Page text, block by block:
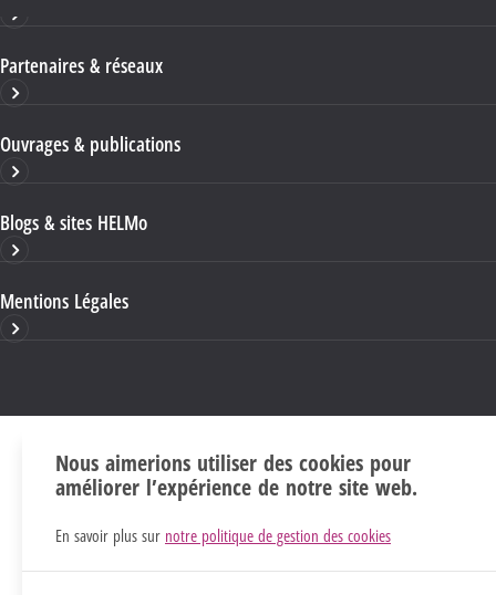
Partenaires & réseaux
Ouvrages & publications
Blogs & sites HELMo
Mentions Légales
Nous aimerions utiliser des cookies pour
améliorer l’expérience de notre site web.
En savoir plus sur notre politique de gestion des cookies